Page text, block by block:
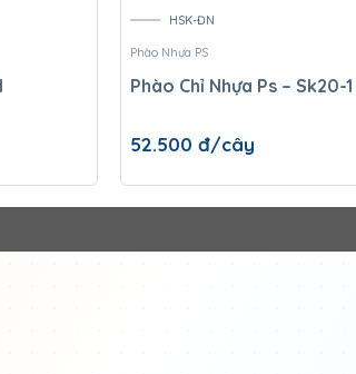
HSK-ĐN
Phào Nhựa PS
Phào Chỉ Nhựa Ps – Sk20-1
52.500 đ/cây